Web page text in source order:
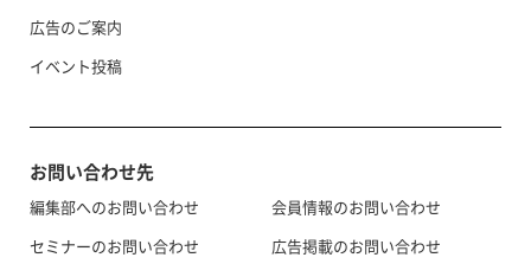
広告のご案内
イベント投稿
お問い合わせ先
編集部へのお問い合わせ
セミナーのお問い合わせ
会員情報のお問い合わせ
広告掲載のお問い合わせ